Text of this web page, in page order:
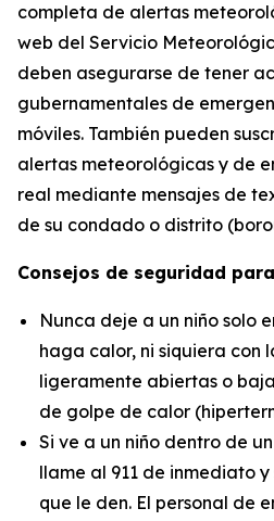
completa de alertas
web del Servicio
deben asegurarse de tener
gubernamentales de
móviles. También pueden
alertas meteorológicas y de
real mediante mensajes de
de su condado o distrito
Consejos de seguridad
Nunca deje a un niño solo
haga calor, ni siquiera con
ligeramente abiertas o
de golpe de calor
Si ve a un niño dentro de
llame al 911 de inmediato
que le den. El personal de